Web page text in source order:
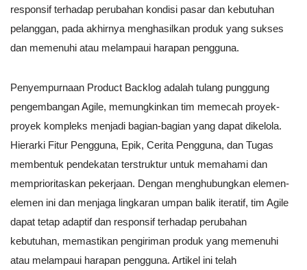
responsif terhadap perubahan kondisi pasar dan kebutuhan
pelanggan, pada akhirnya menghasilkan produk yang sukses
dan memenuhi atau melampaui harapan pengguna.
Penyempurnaan Product Backlog adalah tulang punggung
pengembangan Agile, memungkinkan tim memecah proyek-
proyek kompleks menjadi bagian-bagian yang dapat dikelola.
Hierarki Fitur Pengguna, Epik, Cerita Pengguna, dan Tugas
membentuk pendekatan terstruktur untuk memahami dan
memprioritaskan pekerjaan. Dengan menghubungkan elemen-
elemen ini dan menjaga lingkaran umpan balik iteratif, tim Agile
dapat tetap adaptif dan responsif terhadap perubahan
kebutuhan, memastikan pengiriman produk yang memenuhi
atau melampaui harapan pengguna. Artikel ini telah